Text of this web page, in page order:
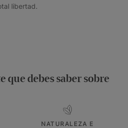
libertad.
que debes saber sobre
NATURALEZA E